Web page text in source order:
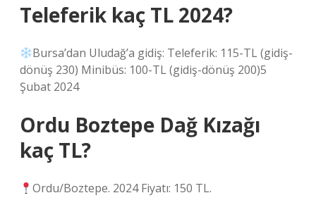
Teleferik kaç TL 2024?
Bursa’dan Uludağ’a gidiş: Teleferik: 115-TL (gidiş-
dönüş 230) Minibüs: 100-TL (gidiş-dönüş 200)5
Şubat 2024
Ordu Boztepe Dağ Kızağı
kaç TL?
Ordu/Boztepe. 2024 Fiyatı: 150 TL.